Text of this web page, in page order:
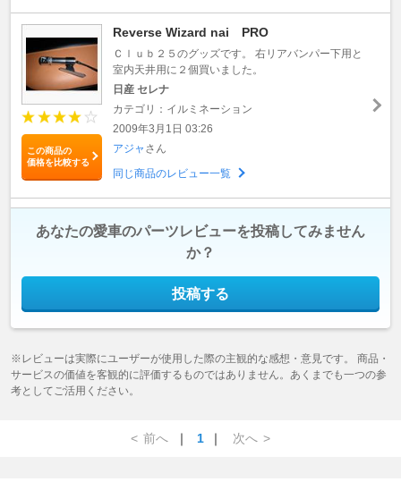
この商品の
価格を比較する
Reverse Wizard nai PRO
Ｃｌｕｂ２５のグッズです。 右リアバンパー下用と
室内天井用に２個買いました。
日産 セレナ
カテゴリ：イルミネーション
2009年3月1日 03:26
アジャ さん
同じ商品のレビュー一覧
あなたの愛車のパーツレビューを投稿してみません
か？
投稿する
※レビューは実際にユーザーが使用した際の主観的な感想・意見です。 商品・
サービスの価値を客観的に評価するものではありません。あくまでも一つの参
考としてご活用ください。
< 前へ ｜ 1 ｜ 次へ >